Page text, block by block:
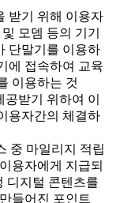
받기 위해 이용자
모뎀 등의 기기
단말기를 이용하
에 접속하여 교육
이용하는 것
받기 위하여 이
용자간의 체결하
중 마일리지 적립
용자에게 지급되
디지털 콘텐츠를
들어진 포인트